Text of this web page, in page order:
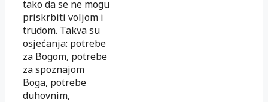
tako da se ne mogu
priskrbiti voljom i
trudom. Takva su
osjećanja: potrebe
za Bogom, potrebe
za spoznajom
Boga, potrebe
duhovnim,